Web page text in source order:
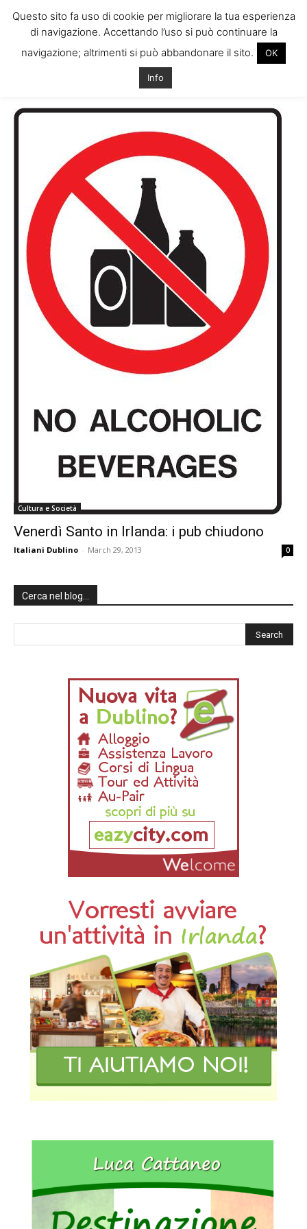
Tag: chiusura bar irlanda
Cultura e Società
Venerdì Santo in Irlanda: i pub chiudono
Italiani Dublino - March 29, 2013 0
Cerca nel blog…
Questo sito fa uso di cookie per migliorare la tua esperienza
di navigazione. Accettando l’uso si può continuare la
navigazione; altrimenti si può abbandonare il sito.
OK
Info